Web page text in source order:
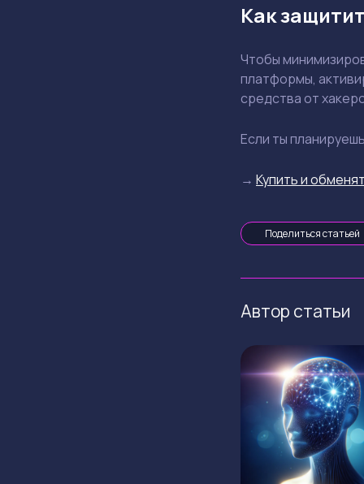
Как
Чтобы
платформы,
средства от
Если ты
→ Купить и
Поделиться статьей
Автор статьи